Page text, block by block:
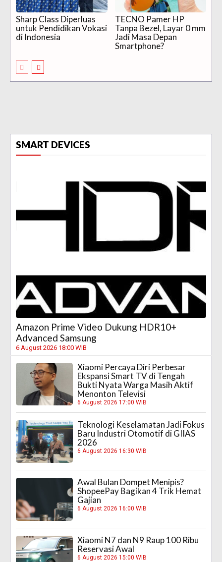
Sharp Class Diperluas
untuk Pendidikan Vokasi
di Indonesia
TECNO Pamer HP
Tanpa Bezel, Layar 0 mm
Jadi Masa Depan
Smartphone?
SMART DEVICES
Amazon Prime Video Dukung HDR10+
Advanced Samsung
6 August 2026 18:00 WIB
Xiaomi Percaya Diri Perbesar
Ekspansi Smart TV di Tengah
Bukti Nyata Warga Masih Aktif
Menonton Televisi
6 August 2026 17:00 WIB
Teknologi Keselamatan Jadi Fokus
Baru Industri Otomotif di GIIAS
2026
6 August 2026 16:30 WIB
Awal Bulan Dompet Menipis?
ShopeePay Bagikan 4 Trik Hemat
Gajian
6 August 2026 16:00 WIB
Xiaomi N7 dan N9 Raup 100 Ribu
Reservasi Awal
6 August 2026 15:00 WIB